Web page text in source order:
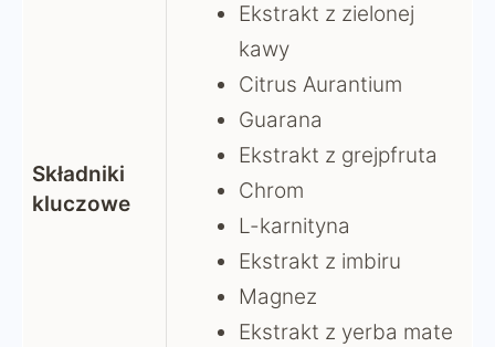
Składniki
kluczowe
Ekstrakt z zielonej
kawy
Citrus Aurantium
Guarana
Ekstrakt z grejpfruta
Chrom
L-karnityna
Ekstrakt z imbiru
Magnez
Ekstrakt z yerba mate